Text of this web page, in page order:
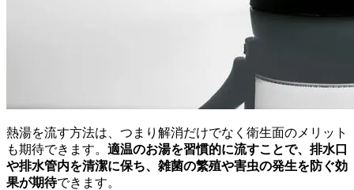
熱湯を流す方法は、つまり解消だけでなく衛生面のメリット
も期待できます。 適温のお湯を習慣的に流すことで、排水口
や排水管内を清潔に保ち、雑菌の繁殖や害虫の発生を防ぐ効
果が期待できます。